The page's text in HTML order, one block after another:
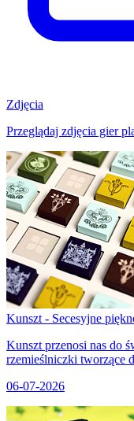
Zdjęcia
Przeglądaj zdjęcia gier
Kunszt - Secesyjne
Kunszt przenosi nas do
rzemieślniczki tworzące
06-07-2026